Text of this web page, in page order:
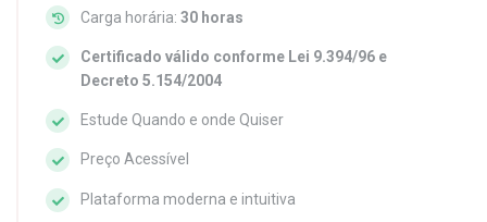
Carga horária: 30 horas
Certificado válido conforme Lei 9.394/96 e
Decreto 5.154/2004
Estude Quando e onde Quiser
Preço Acessível
Plataforma moderna e intuitiva